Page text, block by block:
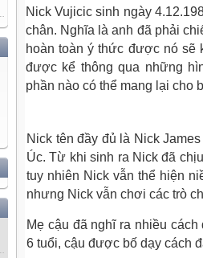
Nick Vujicic sinh ngày
chân. Nghĩa là anh đã phải
hoàn toàn ý thức được nó sẽ
được kể thông qua những
phần nào có thể mang lại cho
Nick tên đầy đủ là Nick
Úc.Từ khi sinh ra Nick đã
tuy nhiên Nick vẫn thể hiện
nhưng Nick vẫn chơi các trò
Mẹ cậu đã nghĩ ra nhiều
6 tuổi, cậu được bố dạy cách